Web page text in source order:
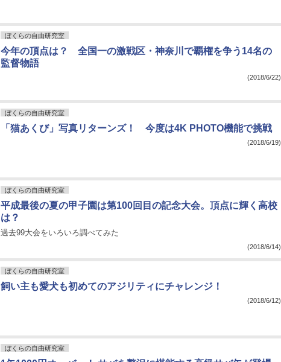
ぼくらの自由研究室
今年の頂点は？ 全国一の激戦区・神奈川で覇権を争う14名の
監督物語
(2018/6/22)
ぼくらの自由研究室
「猫あくび」写真リターンズ！ 今度は4K PHOTO機能で挑戦
(2018/6/19)
ぼくらの自由研究室
平成最後の夏の甲子園は第100回目の記念大会。頂点に輝く高校
は？
過去99大会をいろいろ調べてみた
(2018/6/14)
ぼくらの自由研究室
飼い主も愛犬も初めてのアジリティにチャレンジ！
(2018/6/12)
ぼくらの自由研究室